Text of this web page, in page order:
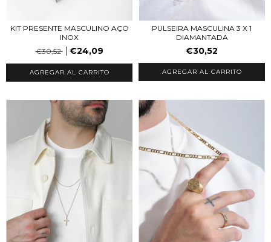
KIT PRESENTE MASCULINO AÇO
INOX
€30,52
€24,09
PULSEIRA MASCULINA 3 X 1
DIAMANTADA
€30,52